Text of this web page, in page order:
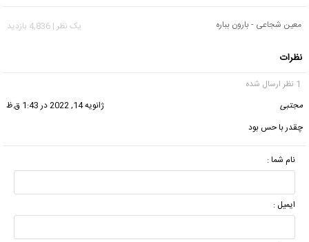
معین شجاعی - بارون بباره يک نظر | 4,836 بازدید
نظرات
1 نظر ارسال شده
مجتبی
ژانویه 14, 2022 در 1:43 ق.ظ
چقدر با حس بود
نام شما :
ایمیل :